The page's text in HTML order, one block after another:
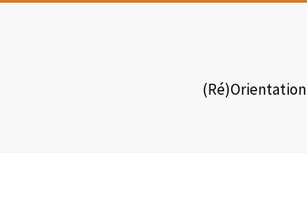
(Ré)Orientation